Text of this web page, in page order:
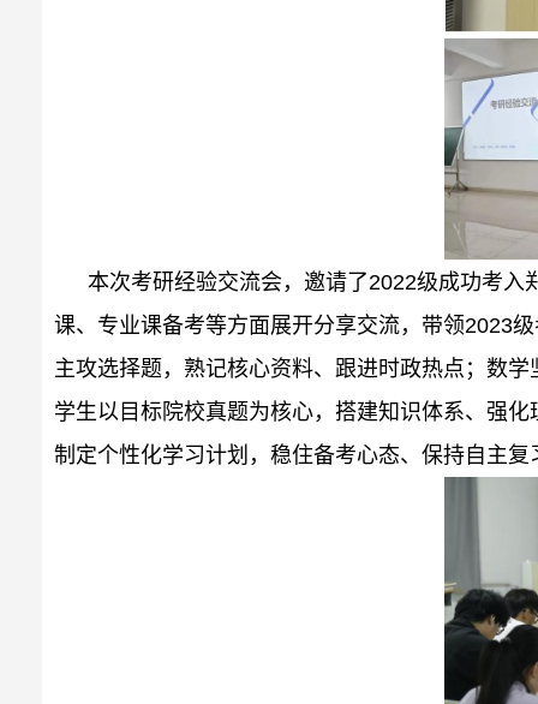
本次考研经验交流会，邀请了2022级成功考
课、专业课备考等方面展开分享交流，带领2023
主攻选择题，熟记核心资料、跟进时政热点；数
学生以目标院校真题为核心，搭建知识体系、强
制定个性化学习计划，稳住备考心态、保持自主复